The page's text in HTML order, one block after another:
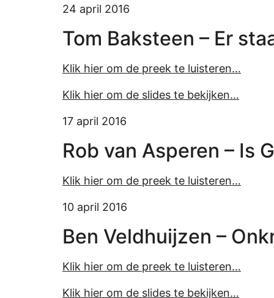
24 april 2016
Tom Baksteen – Er
Klik hier om de preek te luisteren…
Klik hier om de slides te bekijken…
17 april 2016
Rob van Asperen – Is
Klik hier om de preek te luisteren…
10 april 2016
Ben Veldhuijzen –
Klik hier om de preek te luisteren…
Klik hier om de slides te bekijken…